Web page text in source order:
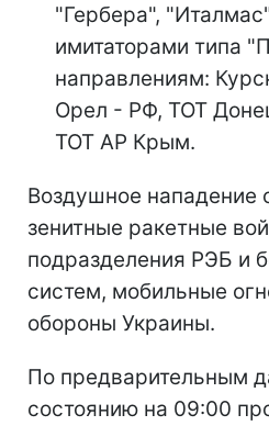
"Гербера",
имитаторами типа
направлениям:
Орел - РФ, ТОТ
ТОТ АР Крым.
Воздушное нападение
зенитные ракетные
подразделения РЭБ и
систем, мобильные
обороны Украины.
По предварительным
состоянию на 09:00